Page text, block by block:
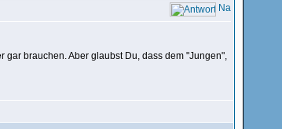
brauchen. Aber glaubst Du, dass dem "Jungen",